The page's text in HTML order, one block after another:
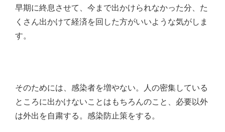
早期に終息させて、今まで出かけられなかった分、た
くさん出かけて経済を回した方がいいような気がしま
す。
そのためには、感染者を増やない。人の密集している
ところに出かけないことはもちろんのこと、必要以外
は外出を自粛する。感染防止策をする。